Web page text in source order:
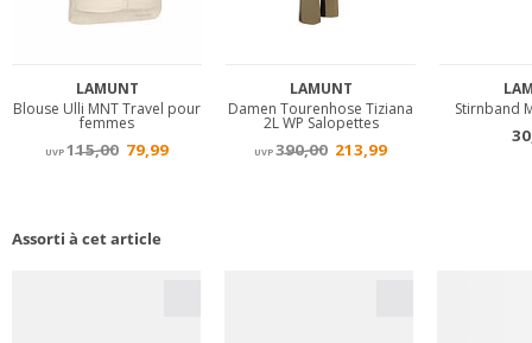
Assorti à cet article